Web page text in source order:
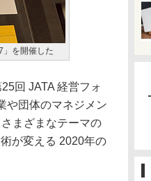
」を開催した
回 JATA 経営フォ
や団体のマネジメン
まざまなテーマの
が変える 2020年の